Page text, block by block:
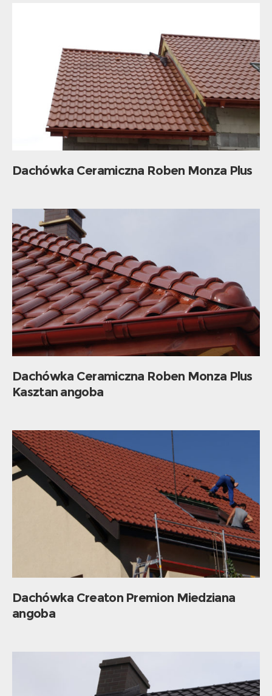
Dachówka Ceramiczna Roben Monza Plus
Dachówka Ceramiczna Roben Monza Plus
Kasztan angoba
Dachówka Creaton Premion Miedziana
angoba